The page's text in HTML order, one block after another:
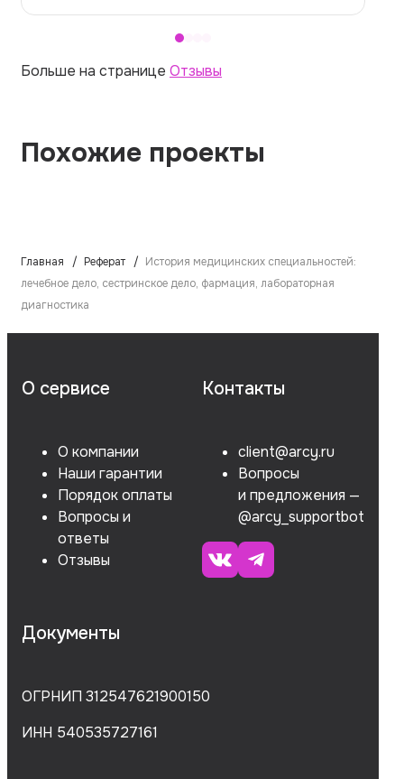
Больше на странице Отзывы
Похожие проекты
Главная Реферат
История медицинских специальностей:
лечебное дело, сестринское дело, фармация, лабораторная
диагностика
О сервисе
О компании
Наши гарантии
Порядок оплаты
Вопросы и
ответы
Отзывы
Контакты
client@arcy.ru
Вопросы
и предложения —
@arcy_supportbot
Документы
ОГРНИП 312547621900150
ИНН 540535727161